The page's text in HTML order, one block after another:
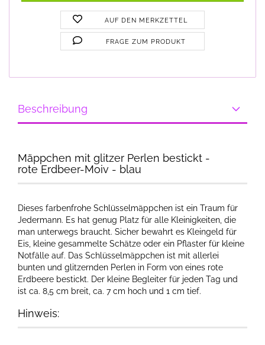
AUF DEN MERKZETTEL
FRAGE ZUM PRODUKT
Beschreibung
Mäppchen mit glitzer Perlen bestickt -
rote Erdbeer-Moiv - blau
Dieses farbenfrohe Schlüsselmäppchen ist ein Traum für
Jedermann. Es hat genug Platz für alle Kleinigkeiten, die
man unterwegs braucht. Sicher bewahrt es Kleingeld für
Eis, kleine gesammelte Schätze oder ein Pflaster für kleine
Notfälle auf. Das Schlüsselmäppchen ist mit allerlei
bunten und glitzernden Perlen in Form von eines rote
Erdbeere bestickt. Der kleine Begleiter für jeden Tag und
ist ca. 8,5 cm breit, ca. 7 cm hoch und 1 cm tief.
Hinweis: